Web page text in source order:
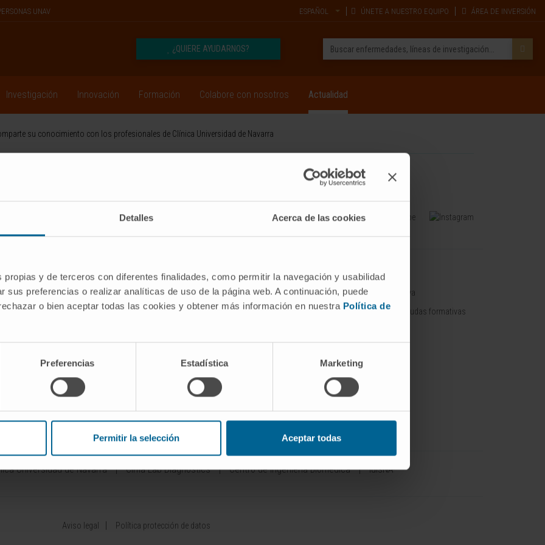
Detalles Acerca de las cookies
propias y de terceros con diferentes finalidades, como permitir la navegación y usabilidad
sus preferencias o realizar analíticas de uso de la página web. A continuación, puede
o bien aceptar todas las cookies y obtener más información en nuestra Política de
Preferencias Estadística Marketing
Permitir la selección Aceptar todas
UNAV ESPAÑOL ÚNETE A NUESTRO EQUIPO ÁREA DE INVERSIÓN
¿QUIERE AYUDARNOS?
Investigación Innovación Formación Colabore con nosotros Actualidad
su conocimiento con los profesionales de Clínica Universidad de Navarra
INVESTIGACIÓN
Nuestros Investigadores
clínicos
Actividad científica
INNOVACIÓN
Desarrollo de fármacos /
Pipelines
Colaboración con empresas
Área del Inversor
Oferta formativa
Contratos y ayudas formativas
Universidad de Navarra Cima Lab Diagnostics Centro de Ingeniería Biomédica IdisNA
Aviso legal Política protección de datos